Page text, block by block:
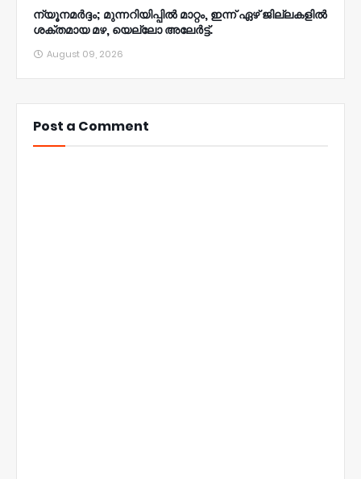
ന്യൂനമര്‍ദ്ദം; മുന്നറിയിപ്പില്‍ മാറ്റം, ഇന്ന് ഏഴ് ജില്ലകളില്‍
ശക്തമായ മഴ, യെല്ലോ അലേര്‍ട്ട്.
August 09, 2026
Post a Comment